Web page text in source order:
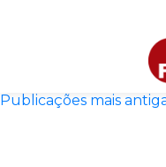
Publicações mais